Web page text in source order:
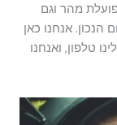
מהר וגם
הנכון. אנחנו כאן
אלינו טלפון, ואנחנו